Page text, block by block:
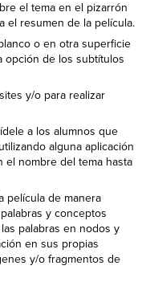
el tema en el pizarrón
el resumen de la película.
o en otra superficie
opción de los subtítulos
y/o para realizar
a los alumnos que
alguna aplicación
el nombre del tema hasta
película de manera
y conceptos
palabras en nodos y
en sus propias
y/o fragmentos de